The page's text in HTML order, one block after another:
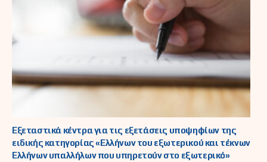
Εξεταστικά κέντρα για τις εξετάσεις υποψηφίων της
ειδικής κατηγορίας «Ελλήνων του εξωτερικού και τέκνων
Ελλήνων υπαλλήλων που υπηρετούν στο εξωτερικό»